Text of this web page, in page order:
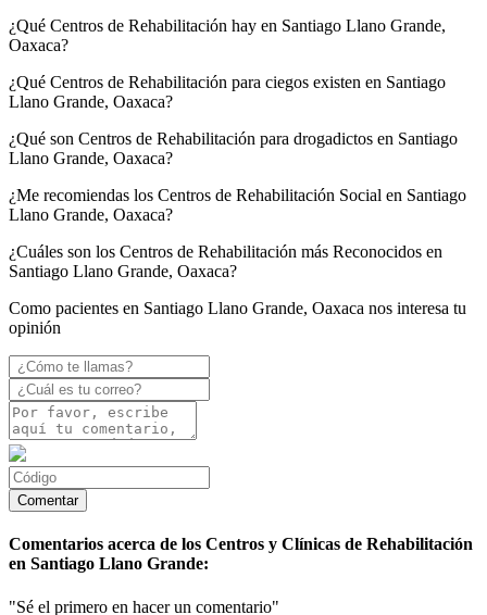
¿Qué Centros de Rehabilitación hay en Santiago Llano Grande,
Oaxaca?
¿Qué Centros de Rehabilitación para ciegos existen en Santiago
Llano Grande, Oaxaca?
¿Qué son Centros de Rehabilitación para drogadictos en Santiago
Llano Grande, Oaxaca?
¿Me recomiendas los Centros de Rehabilitación Social en Santiago
Llano Grande, Oaxaca?
¿Cuáles son los Centros de Rehabilitación más Reconocidos en
Santiago Llano Grande, Oaxaca?
Como pacientes en Santiago Llano Grande, Oaxaca nos interesa tu
opinión
Comentarios acerca de los Centros y Clínicas de Rehabilitación
en Santiago Llano Grande:
"Sé el primero en hacer un comentario"